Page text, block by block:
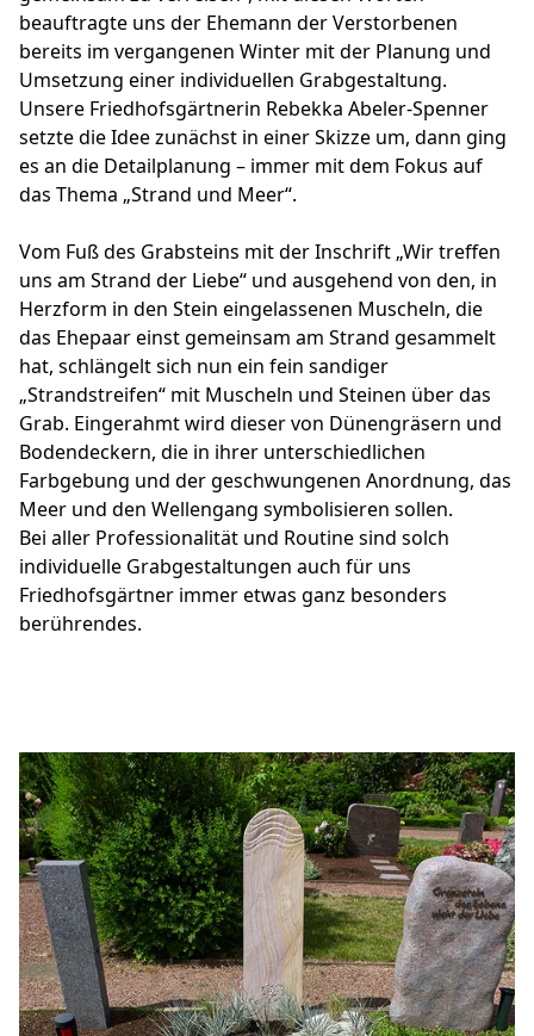
beauftragte uns der Ehemann der Verstorbenen
bereits im vergangenen Winter mit der Planung und
Umsetzung einer individuellen Grabgestaltung.
Unsere Friedhofsgärtnerin Rebekka Abeler-Spenner
setzte die Idee zunächst in einer Skizze um, dann ging
es an die Detailplanung – immer mit dem Fokus auf
das Thema „Strand und Meer“.
Vom Fuß des Grabsteins mit der Inschrift „Wir treffen
uns am Strand der Liebe“ und ausgehend von den, in
Herzform in den Stein eingelassenen Muscheln, die
das Ehepaar einst gemeinsam am Strand gesammelt
hat, schlängelt sich nun ein fein sandiger
„Strandstreifen“ mit Muscheln und Steinen über das
Grab. Eingerahmt wird dieser von Dünengräsern und
Bodendeckern, die in ihrer unterschiedlichen
Farbgebung und der geschwungenen Anordnung, das
Meer und den Wellengang symbolisieren sollen.
Bei aller Professionalität und Routine sind solch
individuelle Grabgestaltungen auch für uns
Friedhofsgärtner immer etwas ganz besonders
berührendes.